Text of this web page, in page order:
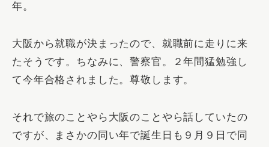
年。
大阪から就職が決まったので、就職前に走りに来
たそうです。ちなみに、警察官。２年間猛勉強し
て今年合格されました。尊敬します。
それで旅のことやら大阪のことやら話していたの
ですが、まさかの同い年で誕生日も９月９日で同